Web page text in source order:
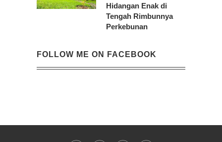
Hidangan Enak di
Tengah Rimbunnya
Perkebunan
FOLLOW ME ON FACEBOOK